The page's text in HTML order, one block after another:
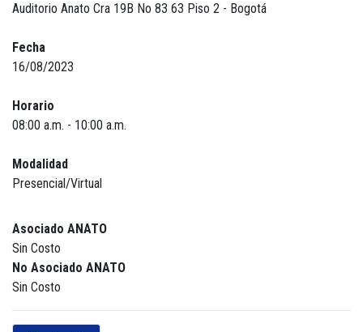
Auditorio Anato Cra 19B No 83 63 Piso 2 - Bogotá
Fecha
16/08/2023
Horario
08:00 a.m. - 10:00 a.m.
Modalidad
Presencial/Virtual
Asociado ANATO
Sin Costo
No Asociado ANATO
Sin Costo